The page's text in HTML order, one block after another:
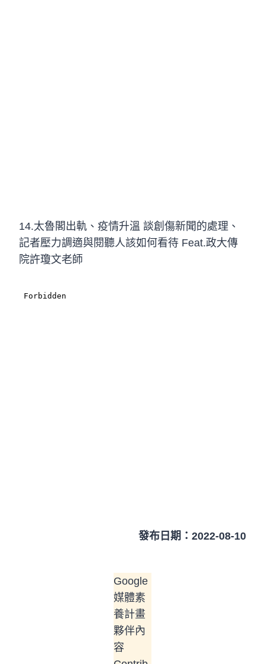
14.太魯閣出軌、疫情升溫 談創傷新聞的處理、
記者壓力調適與閱聽人該如何看待 Feat.政大傳
院許瓊文老師
發布日期：2022-08-10
Google
媒體素
養計畫
夥伴內
容